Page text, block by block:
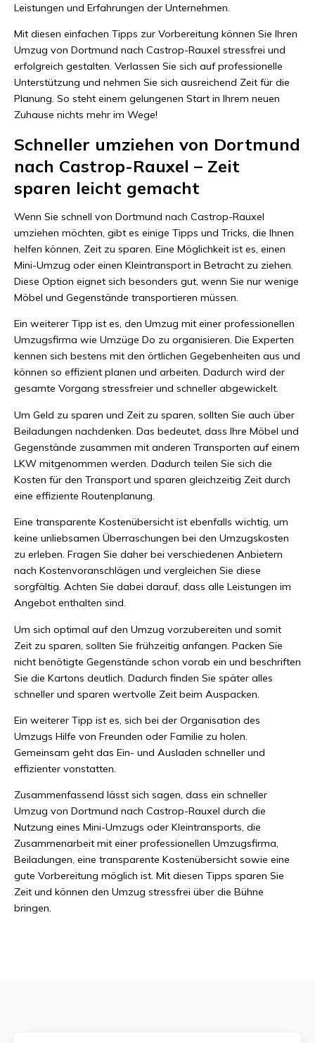
Leistungen und Erfahrungen der Unternehmen.
Mit diesen einfachen Tipps zur Vorbereitung können Sie Ihren
Umzug von Dortmund nach Castrop-Rauxel stressfrei und
erfolgreich gestalten. Verlassen Sie sich auf professionelle
Unterstützung und nehmen Sie sich ausreichend Zeit für die
Planung. So steht einem gelungenen Start in Ihrem neuen
Zuhause nichts mehr im Wege!
Schneller umziehen von Dortmund
nach Castrop-Rauxel – Zeit
sparen leicht gemacht
Wenn Sie schnell von Dortmund nach Castrop-Rauxel
umziehen möchten, gibt es einige Tipps und Tricks, die Ihnen
helfen können, Zeit zu sparen. Eine Möglichkeit ist es, einen
Mini-Umzug oder einen Kleintransport in Betracht zu ziehen.
Diese Option eignet sich besonders gut, wenn Sie nur wenige
Möbel und Gegenstände transportieren müssen.
Ein weiterer Tipp ist es, den Umzug mit einer professionellen
Umzugsfirma wie Umzüge Do zu organisieren. Die Experten
kennen sich bestens mit den örtlichen Gegebenheiten aus und
können so effizient planen und arbeiten. Dadurch wird der
gesamte Vorgang stressfreier und schneller abgewickelt.
Um Geld zu sparen und Zeit zu sparen, sollten Sie auch über
Beiladungen nachdenken. Das bedeutet, dass Ihre Möbel und
Gegenstände zusammen mit anderen Transporten auf einem
LKW mitgenommen werden. Dadurch teilen Sie sich die
Kosten für den Transport und sparen gleichzeitig Zeit durch
eine effiziente Routenplanung.
Eine transparente Kostenübersicht ist ebenfalls wichtig, um
keine unliebsamen Überraschungen bei den Umzugskosten
zu erleben. Fragen Sie daher bei verschiedenen Anbietern
nach Kostenvoranschlägen und vergleichen Sie diese
sorgfältig. Achten Sie dabei darauf, dass alle Leistungen im
Angebot enthalten sind.
Um sich optimal auf den Umzug vorzubereiten und somit
Zeit zu sparen, sollten Sie frühzeitig anfangen. Packen Sie
nicht benötigte Gegenstände schon vorab ein und beschriften
Sie die Kartons deutlich. Dadurch finden Sie später alles
schneller und sparen wertvolle Zeit beim Auspacken.
Ein weiterer Tipp ist es, sich bei der Organisation des
Umzugs Hilfe von Freunden oder Familie zu holen.
Gemeinsam geht das Ein- und Ausladen schneller und
effizienter vonstatten.
Zusammenfassend lässt sich sagen, dass ein schneller
Umzug von Dortmund nach Castrop-Rauxel durch die
Nutzung eines Mini-Umzugs oder Kleintransports, die
Zusammenarbeit mit einer professionellen Umzugsfirma,
Beiladungen, eine transparente Kostenübersicht sowie eine
gute Vorbereitung möglich ist. Mit diesen Tipps sparen Sie
Zeit und können den Umzug stressfrei über die Bühne
bringen.